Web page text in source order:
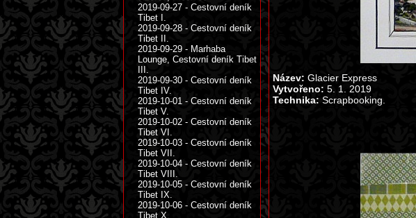
Název: Glacier Express
Vytvořeno: 5. 1. 2019
Technika: Scrapbooking.
2019-09-27 - Cestovní deník
Tibet I.
2019-09-28 - Cestovní deník
Tibet II.
2019-09-29 - Marhaba
Lounge, Cestovní deník Tibet
III.
2019-09-30 - Cestovní deník
Tibet IV.
2019-10-01 - Cestovní deník
Tibet V.
2019-10-02 - Cestovní deník
Tibet VI.
2019-10-03 - Cestovní deník
Tibet VII.
2019-10-04 - Cestovní deník
Tibet VIII.
2019-10-05 - Cestovní deník
Tibet IX.
2019-10-06 - Cestovní deník
Tibet X.